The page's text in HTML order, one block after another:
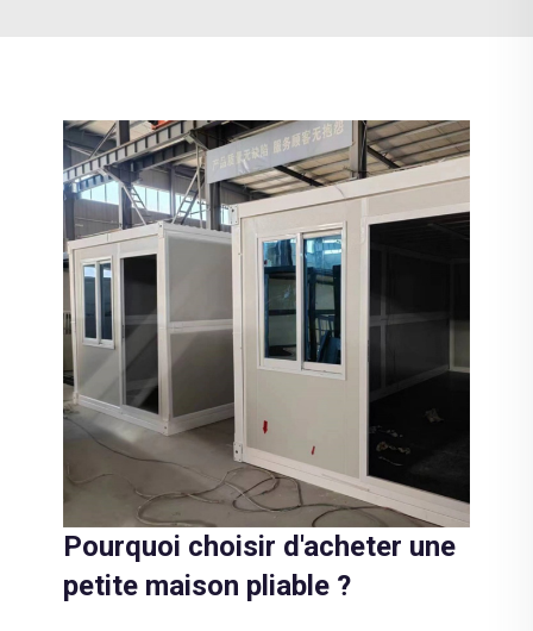
Pourquoi choisir d'acheter une
petite maison pliable ?